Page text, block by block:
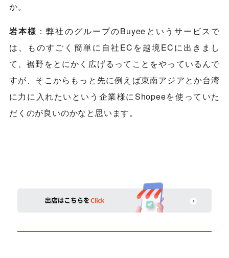
か。
岩本様 ：弊社のグループのBuyeeというサービスで
は、ものすごく簡単に自社ECを越境ECに出きまし
て、裾野をとにかく広げるってことをやっているんで
すが、そこからもっと先に例えば東南アジアとか台湾
に力に入れたいという企業様にShopeeを使っていた
だくのが良いのかなと思います。